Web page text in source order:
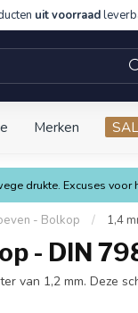
uit voorraad
Merken
drukte. Excuses voor
- Bolkop / 1,4
- DIN
van 1,2 mm. Deze